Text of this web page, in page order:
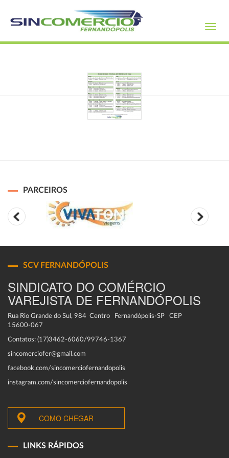
PARCEIROS
SCV FERNANDÓPOLIS
SINDICATO DO COMÉRCIO
VAREJISTA DE FERNANDÓPOLIS
Rua Rio Grande do Sul, 984 Centro Fernandópolis-SP CEP
15600-067
Contatos: (17)3462-6060/99746-1367
sincomerciofer@gmail.com
facebook.com/sincomerciofernandopolis
instagram.com/sincomerciofernandopolis
COMO CHEGAR
LINKS RÁPIDOS